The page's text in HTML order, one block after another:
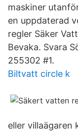
maskiner
en uppdaterad
regler Säker
Bevaka. Svara
255302 #1.
Biltvatt circle k
eller villaägaren